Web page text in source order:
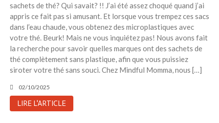
sachets de thé? Qui savait? !! J’ai été assez choqué quand j’ai
appris ce fait pas si amusant. Et lorsque vous trempez ces sacs
dans l’eau chaude, vous obtenez des microplastiques avec
votre thé. Beurk! Mais ne vous inquiétez pas! Nous avons fait
la recherche pour savoir quelles marques ont des sachets de
thé complètement sans plastique, afin que vous puissiez
siroter votre thé sans souci. Chez Mindful Momma, nous […]
02/10/2025
LIRE L'ARTICLE